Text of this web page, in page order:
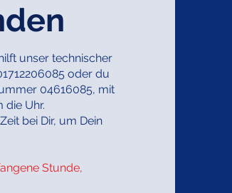
unser technischer
oder du
04616085, mit
die Uhr.
bei Dir, um Dein
Stunde,